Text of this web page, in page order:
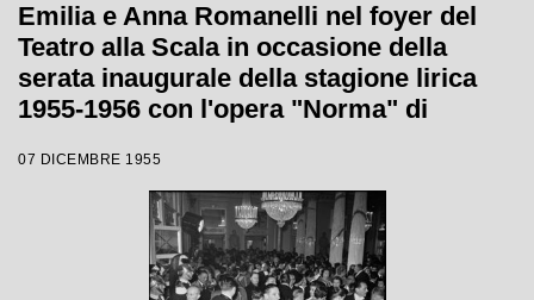
Emilia e Anna Romanelli nel foyer del
Teatro alla Scala in occasione della
serata inaugurale della stagione lirica
1955-1956 con l'opera "Norma" di
Votto, con la regia di Margherita
07 DICEMBRE 1955